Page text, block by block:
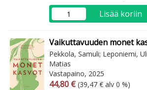
Lisää koriin
Vaikuttavuuden monet
Pekkola, Samuli; Leponiemi,
Matias
Vastapaino, 2025
Arvonlisäverollinen hinta
44,80 € Arvonlisäveroton hinta
(39,47 € alv 0 %)